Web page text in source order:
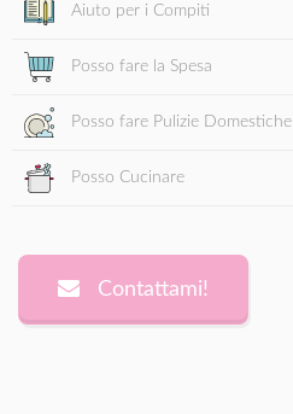
Aiuto per i Compiti
Posso fare la Spesa
Posso fare Pulizie Domestiche
Posso Cucinare
Contattami!